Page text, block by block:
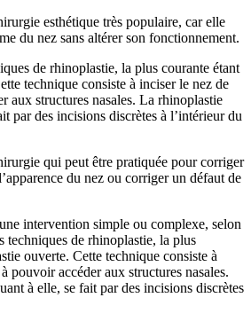
esthétique très populaire, car elle
du nez sans altérer son fonctionnement.
de rhinoplastie, la plus courante étant
technique consiste à inciser le nez de
aux structures nasales. La rhinoplastie
par des incisions discrètes à l’intérieur du
qui peut être pratiquée pour corriger
du nez ou corriger un défaut de
intervention simple ou complexe, selon
techniques de rhinoplastie, la plus
ouverte. Cette technique consiste à
pouvoir accéder aux structures nasales.
à elle, se fait par des incisions discrètes